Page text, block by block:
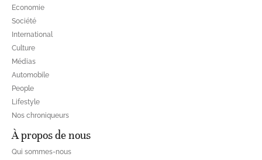
Economie
Société
International
Culture
Médias
Automobile
People
Lifestyle
Nos chroniqueurs
À propos de nous
Qui sommes-nous